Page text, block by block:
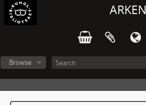
ARKEN
Browse